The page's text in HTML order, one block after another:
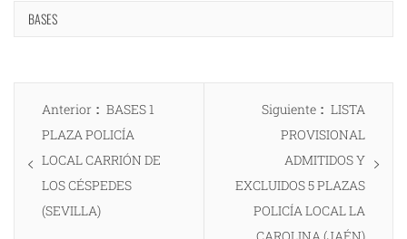
BASES
Navegación
entradas
Anterior
Entrada
anterior:
BASES 1
PLAZA POLICÍA
LOCAL CARRIÓN DE
LOS CÉSPEDES
(SEVILLA)
Siguiente
Entrada
siguiente:
LISTA
PROVISIONAL
ADMITIDOS Y
EXCLUIDOS 5 PLAZAS
POLICÍA LOCAL LA